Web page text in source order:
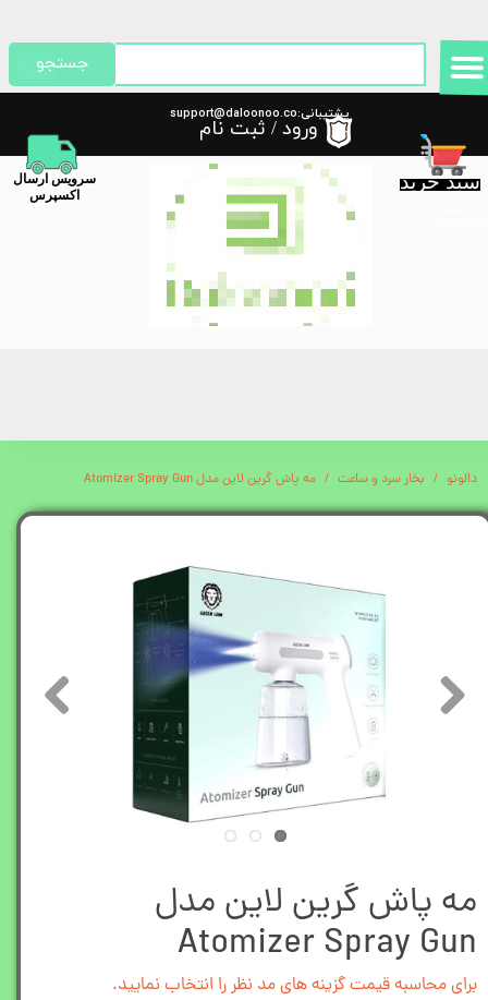
پشتیبانی:support@daloonoo.co
m
سبد خرید
​سرویس ارسال
اکسپرس
جستجو
ورود / ثبت نام
حساب کاربری من
تغییر گذر واژه
سفارشات
خروج از حساب کاربری
دالونو بخار سرد و ساعت مه پاش گرین لاین مدل Atomizer Spray Gun
مه پاش گرین لاین مدل
Atomizer Spray Gun
برای محاسبه قیمت گزینه های مد نظر را انتخاب نمایید.